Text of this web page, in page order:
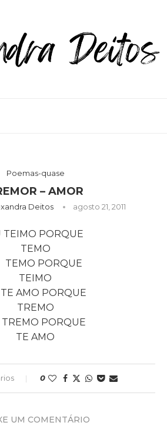
Poemas-quase
– AMOR
Deitos agosto 21, 2011
TEIMO PORQUE
TEMO
TEMO PORQUE
TEIMO
AMO PORQUE
TREMO
TREMO PORQUE
TE AMO
0
UM COMENTÁRIO